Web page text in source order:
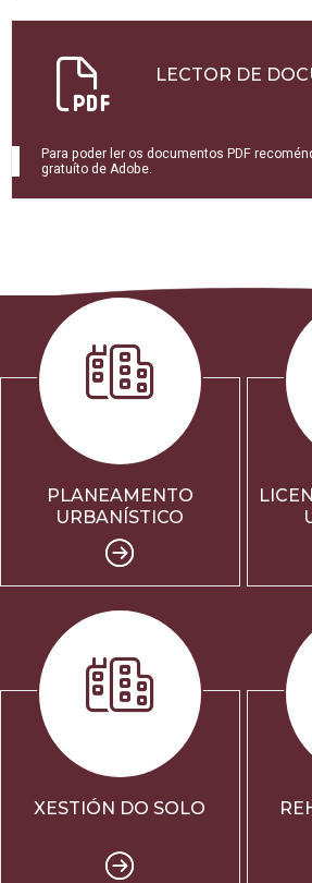
LECTOR DE
Para poder ler os documentos PDF
gratuíto de Adobe.
PLANEAMENTO
URBANÍSTICO
XESTIÓN DO SOLO